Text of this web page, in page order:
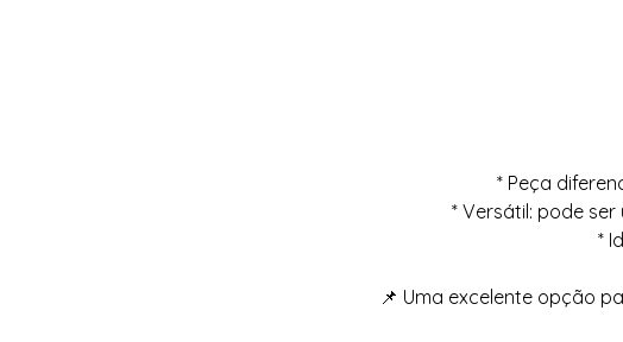
* Peça
* Versátil: pode
*
📌 Uma excelente opção